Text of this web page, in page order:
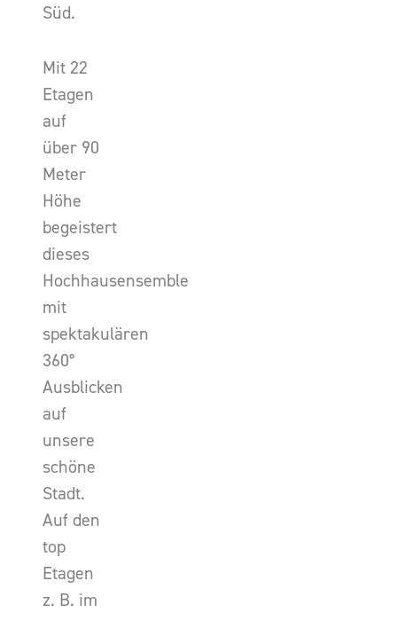
Süd.
Mit 22
Etagen
auf
über 90
Meter
Höhe
begeistert
dieses
Hochhausensemble
mit
spektakulären
360°
Ausblicken
auf
unsere
schöne
Stadt.
Auf den
top
Etagen
z. B. im